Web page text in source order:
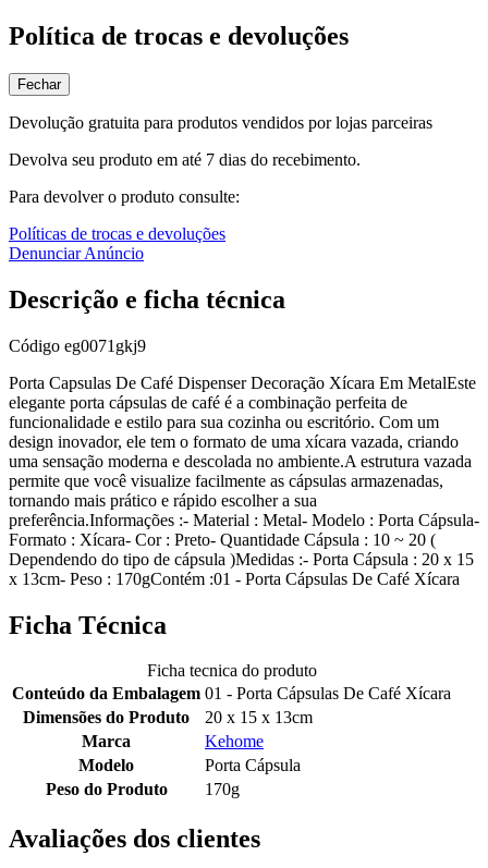
Política de trocas e devoluções
Fechar
Devolução gratuita para produtos vendidos por lojas parceiras
Devolva seu produto em até 7 dias do recebimento.
Para devolver o produto consulte:
Políticas de trocas e devoluções
Denunciar Anúncio
Descrição e ficha técnica
Código eg0071gkj9
Porta Capsulas De Café Dispenser Decoração Xícara Em MetalEste
elegante porta cápsulas de café é a combinação perfeita de
funcionalidade e estilo para sua cozinha ou escritório. Com um
design inovador, ele tem o formato de uma xícara vazada, criando
uma sensação moderna e descolada no ambiente.A estrutura vazada
permite que você visualize facilmente as cápsulas armazenadas,
tornando mais prático e rápido escolher a sua
preferência.Informações :- Material : Metal- Modelo : Porta Cápsula-
Formato : Xícara- Cor : Preto- Quantidade Cápsula : 10 ~ 20 (
Dependendo do tipo de cápsula )Medidas :- Porta Cápsula : 20 x 15
x 13cm- Peso : 170gContém :01 - Porta Cápsulas De Café Xícara
Ficha Técnica
Ficha tecnica do produto
Conteúdo da Embalagem 01 - Porta Cápsulas De Café Xícara
Dimensões do Produto
20 x 15 x 13cm
Marca
Kehome
Modelo
Porta Cápsula
Peso do Produto
170g
Avaliações dos clientes